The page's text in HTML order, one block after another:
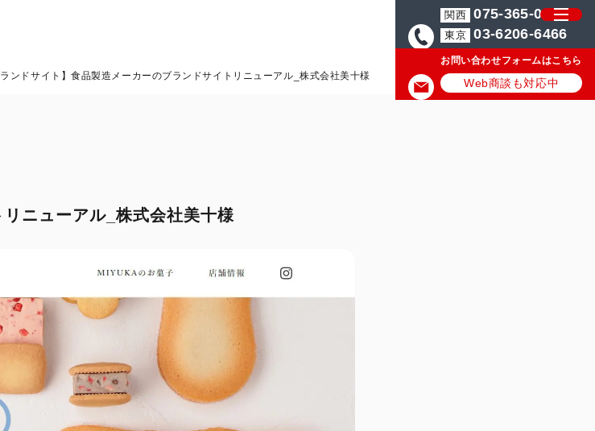
関西 075-365-0571
東京 03-6206-6466
お問い合わせフォームはこちら
Web商談も対応中
ランドサイト】食品製造メーカーのブランドサイトリニューアル_株式会社美十様
ニューアル_株式会社美十様